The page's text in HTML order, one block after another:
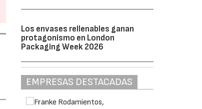
Los envases rellenables ganan
protagonismo en London
Packaging Week 2026
EMPRESAS DESTACADAS